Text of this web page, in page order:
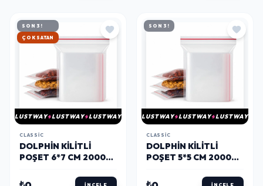
SON 3!
HIZLI KARGO
LUSTWAY LUSTWAY LUSTWAY
CLASSIC
DOLPHIN KILITLI
POŞET 6*7 CM 2000
İNCELE
SON 3!
LUSTWAY LUSTWAY LUSTWAY
CLASSIC
DOLPHIN KILITLI
POŞET 5*5 CM 2000
İNCELE